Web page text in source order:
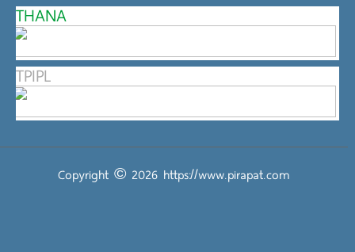
THANA
TPIPL
Copyright © 2026 https://www.pirapat.com